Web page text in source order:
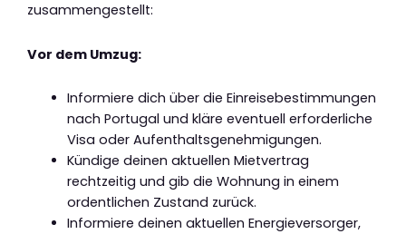
zusammengestellt:
Vor dem Umzug:
Informiere dich über die Einreisebestimmungen
nach Portugal und kläre eventuell erforderliche
Visa oder Aufenthaltsgenehmigungen.
Kündige deinen aktuellen Mietvertrag
rechtzeitig und gib die Wohnung in einem
ordentlichen Zustand zurück.
Informiere deinen aktuellen Energieversorger,